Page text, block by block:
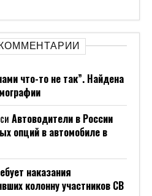
что-то не так”. Найдена
Автоводители в России
опций в автомобиле в
наказания
колонну участников СВ